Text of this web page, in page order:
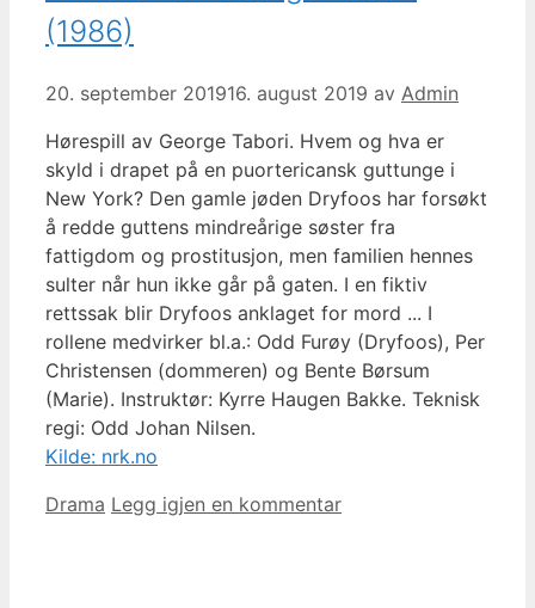
(1986)
20. september 201916. august 2019 av Admin
Hørespill av George Tabori. Hvem og hva er
skyld i drapet på en puortericansk guttunge i
New York? Den gamle jøden Dryfoos har forsøkt
å redde guttens mindreårige søster fra
fattigdom og prostitusjon, men familien hennes
sulter når hun ikke går på gaten. I en fiktiv
rettssak blir Dryfoos anklaget for mord ... I
rollene medvirker bl.a.: Odd Furøy (Dryfoos), Per
Christensen (dommeren) og Bente Børsum
(Marie). Instruktør: Kyrre Haugen Bakke. Teknisk
regi: Odd Johan Nilsen.
Kilde: nrk.no
Kategorier
Drama Legg igjen en kommentar